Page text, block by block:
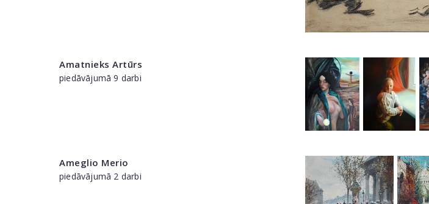
Amatnieks Artūrs
piedāvājumā 9 darbi
Ameglio Merio
piedāvājumā 2 darbi